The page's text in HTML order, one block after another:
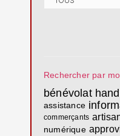
Rechercher par
bénévolat
assistance
commerçants
numérique